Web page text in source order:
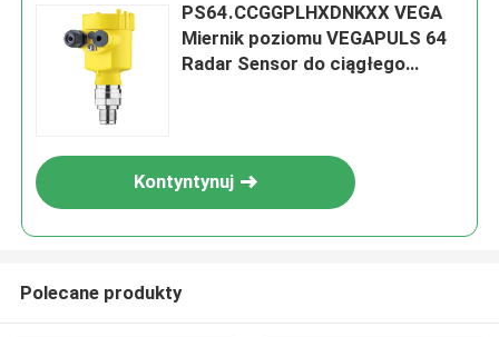
PS64.CCGGPLHXDNKXX VEGA
Miernik poziomu VEGAPULS 64
Radar Sensor do ciągłego
Kontyntynuj
Polecane produkty